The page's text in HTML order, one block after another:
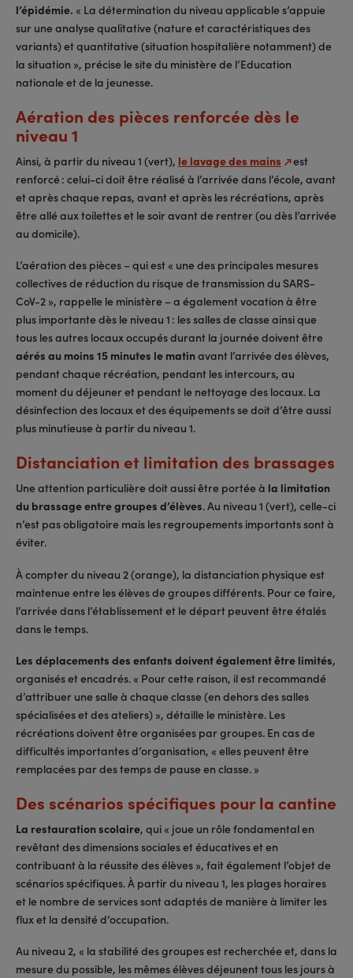
l’épidémie. « La détermination du niveau applicable s’appuie
sur une analyse qualitative (nature et caractéristiques des
variants) et quantitative (situation hospitalière notamment) de
la situation », précise le site du ministère de l’Education
nationale et de la jeunesse.
Aération des pièces renforcée dès le
niveau 1
Ainsi, à partir du niveau 1 (vert), le lavage des mains
est
renforcé : celui-ci doit être réalisé à l’arrivée dans l’école, avant
et après chaque repas, avant et après les récréations, après
être allé aux toilettes et le soir avant de rentrer (ou dès l’arrivée
au domicile).
L’aération des pièces – qui est « une des principales mesures
collectives de réduction du risque de transmission du SARS-
CoV-2 », rappelle le ministère – a également vocation à être
plus importante dès le niveau 1 : les salles de classe ainsi que
tous les autres locaux occupés durant la journée doivent être
aérés au moins 15 minutes le matinavant l’arrivée des élèves,
pendant chaque récréation, pendant les intercours, au
moment du déjeuner et pendant le nettoyage des locaux. La
désinfection des locaux et des équipements se doit d’être aussi
plus minutieuse à partir du niveau 1.
Distanciation et limitation des brassages
Une attention particulière doit aussi être portée à la limitation
du brassage entre groupes d’élèves. Au niveau 1 (vert), celle-ci
n’est pas obligatoire mais les regroupements importants sont à
éviter.
À compter du niveau 2 (orange), la distanciation physique est
maintenue entre les élèves de groupes différents. Pour ce faire,
l’arrivée dans l’établissement et le départ peuvent être étalés
dans le temps.
Les déplacements des enfants doivent également être limités,
organisés et encadrés. « Pour cette raison, il est recommandé
d’attribuer une salle à chaque classe (en dehors des salles
spécialisées et des ateliers) », détaille le ministère. Les
récréations doivent être organisées par groupes. En cas de
difficultés importantes d’organisation, « elles peuvent être
remplacées par des temps de pause en classe. »
Des scénarios spécifiques pour la cantine
La restauration scolaire, qui « joue un rôle fondamental en
revêtant des dimensions sociales et éducatives et en
contribuant à la réussite des élèves », fait également l’objet de
scénarios spécifiques. À partir du niveau 1, les plages horaires
et le nombre de services sont adaptés de manière à limiter les
flux et la densité d’occupation.
Au niveau 2, « la stabilité des groupes est recherchée et, dans la
mesure du possible, les mêmes élèves déjeunent tous les jours à